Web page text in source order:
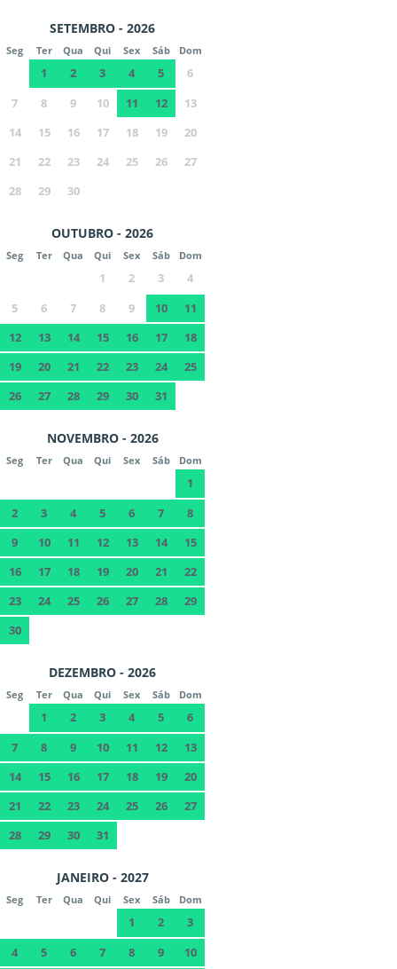
SETEMBRO - 2026
Seg Ter Qua Qui Sex Sáb Dom
1 2 3 4 5
6
7
8 9 10 11 12
13
14
15 16 17 18 19
20
21
22 23 24 25 26
27
28
29 30
OUTUBRO - 2026
Seg Ter Qua Qui Sex Sáb Dom
1 2 3
4
5
6 7 8 9 10
11
12
13 14 15 16 17
18
19
20 21 22 23 24
25
26
27 28 29 30 31
NOVEMBRO - 2026
Seg Ter Qua Qui Sex Sáb Dom
1
2
3 4 5 6 7
8
9
10 11 12 13 14
15
16
17 18 19 20 21
22
23
24 25 26 27 28
29
30
DEZEMBRO - 2026
Seg Ter Qua Qui Sex Sáb Dom
1 2 3 4 5
6
7
8 9 10 11 12
13
14
15 16 17 18 19
20
21
22 23 24 25 26
27
28
29 30 31
JANEIRO - 2027
Seg Ter Qua Qui Sex Sáb Dom
1 2
3
4
5 6 7 8 9
10